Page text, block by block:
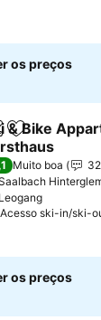
os preços
Adicionar
& Bike
preços
Muito boa
Leogang
Acesso ski-in/ski-
os preços